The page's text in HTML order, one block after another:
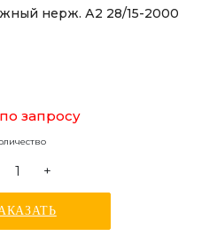
нерж. А2 28/15-2000
запросу
+